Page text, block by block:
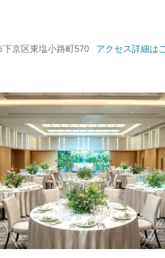
挙式スタイル: 教会式(キリスト教式)
下京区東塩小路町570 アクセス詳細は